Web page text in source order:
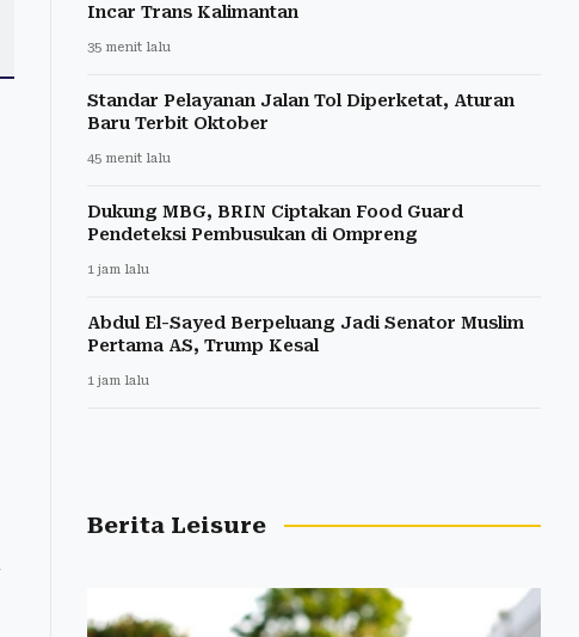
Incar Trans Kalimantan
35 menit lalu
Standar Pelayanan Jalan Tol Diperketat, Aturan
Baru Terbit Oktober
45 menit lalu
Dukung MBG, BRIN Ciptakan Food Guard
Pendeteksi Pembusukan di Ompreng
1 jam lalu
Abdul El-Sayed Berpeluang Jadi Senator Muslim
Pertama AS, Trump Kesal
1 jam lalu
Berita Leisure